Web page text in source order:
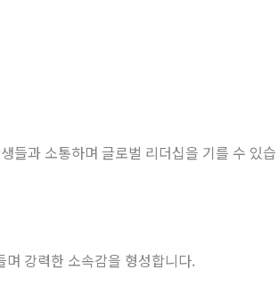
들과 소통하며 글로벌 리더십을 기를 수 있습
강력한 소속감을 형성합니다.